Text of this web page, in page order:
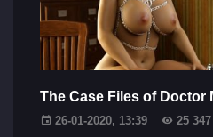
The Case Files of Doctor
26-01-2020, 13:39 25